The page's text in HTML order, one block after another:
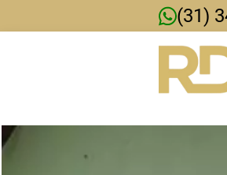
(31)